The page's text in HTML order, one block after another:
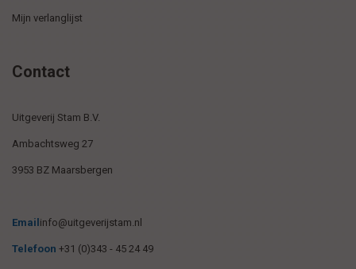
Mijn verlanglijst
Contact
Uitgeverij Stam B.V.
Ambachtsweg 27
3953 BZ Maarsbergen
Email info@uitgeverijstam.nl
Telefoon +31 (0)343 - 45 24 49